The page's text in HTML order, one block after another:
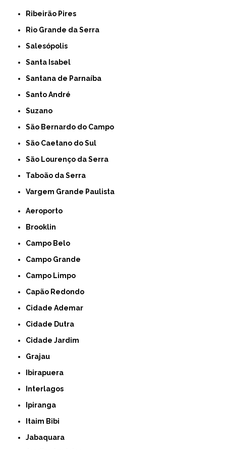
Ribeirão Pires
Rio Grande da Serra
Salesópolis
Santa Isabel
Santana de Parnaíba
Santo André
Suzano
São Bernardo do Campo
São Caetano do Sul
São Lourenço da Serra
Taboão da Serra
Vargem Grande Paulista
Aeroporto
Brooklin
Campo Belo
Campo Grande
Campo Limpo
Capão Redondo
Cidade Ademar
Cidade Dutra
Cidade Jardim
Grajau
Ibirapuera
Interlagos
Ipiranga
Itaim Bibi
Jabaquara